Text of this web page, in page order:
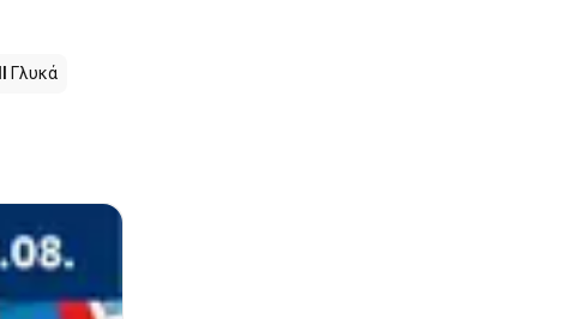
Γλυκά